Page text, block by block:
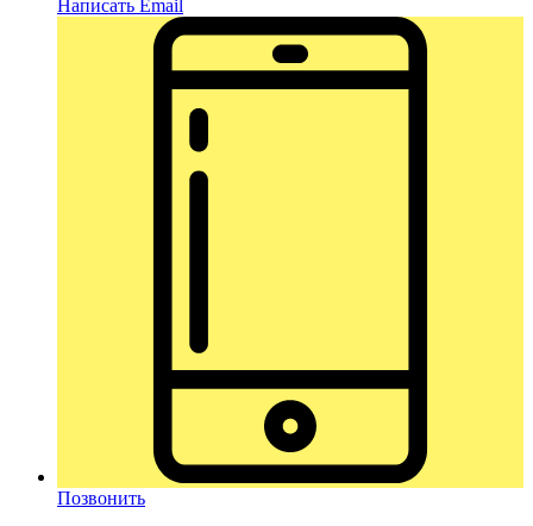
Написать Email
Позвонить